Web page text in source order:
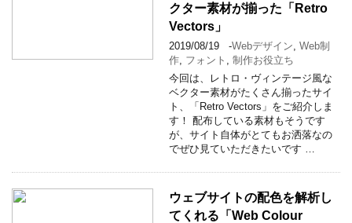
クター素材が揃った「Retro
Vectors」
2019/08/19 -Webデザイン Web制
作 フォント
制作お役立ち
今回は、レトロ・ヴィンテージ風な
ベクター素材がたくさん揃ったサイ
ト、「Retro Vectors」をご紹介しま
す！ 配布している素材もそうです
が、サイト自体がとてもお洒落なの
でぜひ見ていただきたいです …
ウェブサイトの配色を解析し
てくれる「Web Colour